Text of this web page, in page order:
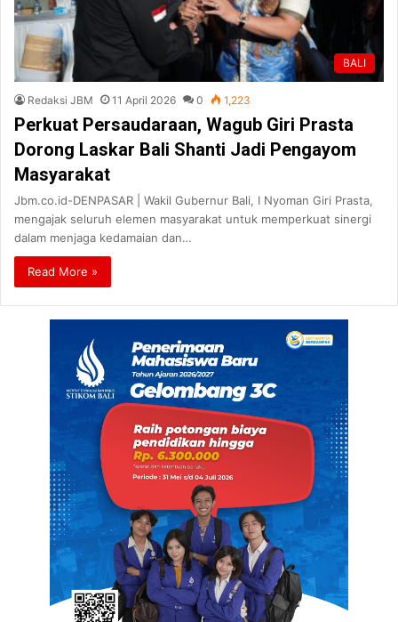
BALI
Redaksi JBM 11 April 2026 0 1,223
Perkuat Persaudaraan, Wagub Giri Prasta
Dorong Laskar Bali Shanti Jadi Pengayom
Masyarakat
Jbm.co.id-DENPASAR | Wakil Gubernur Bali, I Nyoman Giri Prasta,
mengajak seluruh elemen masyarakat untuk memperkuat sinergi
dalam menjaga kedamaian dan…
Read More »